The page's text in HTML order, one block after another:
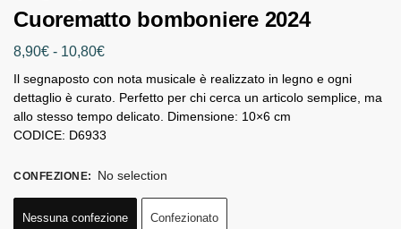
Cuorematto bomboniere 2024
8,90€ - 10,80€
Il segnaposto con nota musicale è realizzato in legno e ogni
dettaglio è curato. Perfetto per chi cerca un articolo semplice, ma
allo stesso tempo delicato. Dimensione: 10×6 cm
CODICE: D6933
CONFEZIONE: No selection
Nessuna confezione Confezionato